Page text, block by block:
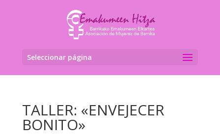
Seleccionar página
TALLER: «ENVEJECER
BONITO»